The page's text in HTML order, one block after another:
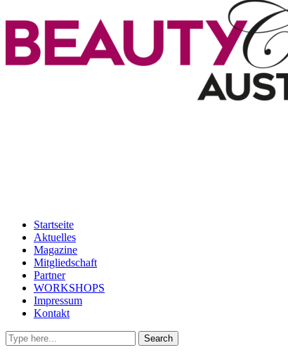
Startseite
Aktuelles
Magazine
Mitgliedschaft
Partner
WORKSHOPS
Impressum
Kontakt